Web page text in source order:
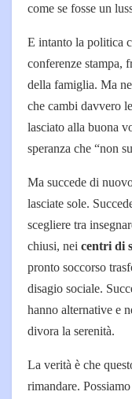
come se fosse un
E intanto la politica
conferenze stampa,
della famiglia. Ma
che cambi davvero
lasciato alla buona
speranza che “non
Ma succede di
lasciate sole.
scegliere tra
chiusi, nei centri di
pronto soccorso
disagio sociale.
hanno alternative e
divora la serenità.
La verità è che
rimandare.